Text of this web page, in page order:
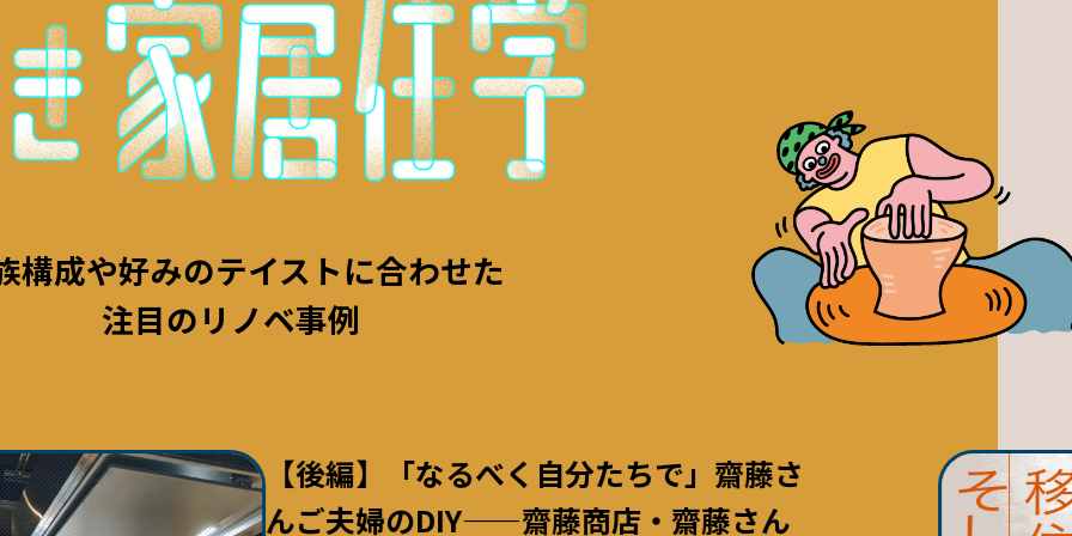
構成や好みのテイストに合わせた
注目のリノベ事例
【後編】「なるべく自分たちで」齋藤さ
んご夫婦のDIY——齋藤商店・齋藤さん